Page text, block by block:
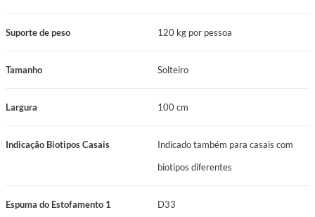
descanso.
Composição de espumas D33 para reforçar conforto e sustentação.
Revestimento em Jacquard Marrom adequado para ambientes de
Suporte de peso 120 kg por pessoa
Tamanho Solteiro
Largura 100 cm
Indicação Biotipos Casais
Indicado também para casais com
biotipos diferentes
Espuma do Estofamento 1 D33